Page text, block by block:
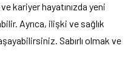
ve kariyer hayatınızda yeni
Ayrıca, ilişki ve sağlık
Sabırlı olmak ve